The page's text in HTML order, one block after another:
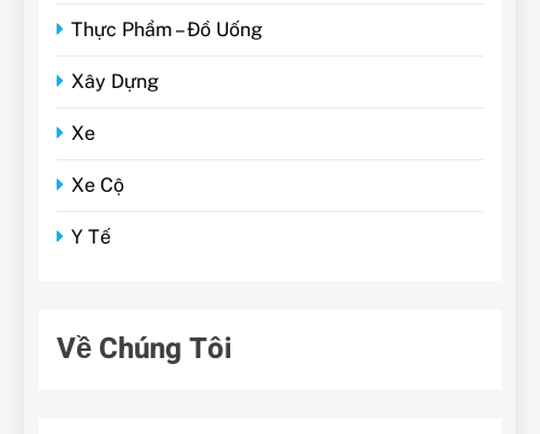
Thực Phẩm – Đồ Uống
Xây Dựng
Xe
Xe Cộ
Y Tế
Về Chúng Tôi